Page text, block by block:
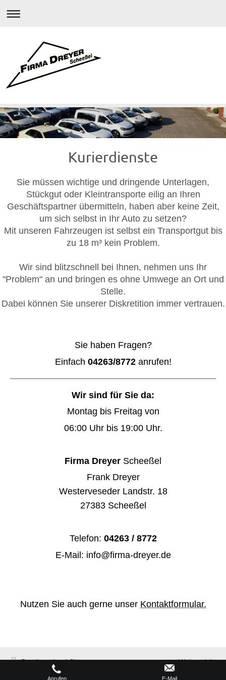
Kurierdienste
Sie müssen wichtige und dringende Unterlagen,
Stückgut oder Kleintransporte eilig an Ihren
Geschäftspartner übermitteln, haben aber keine Zeit,
um sich selbst in Ihr Auto zu setzen?
Mit unseren Fahrzeugen ist selbst ein Transportgut bis
zu 18 m³ kein Problem.
Wir sind blitzschnell bei Ihnen, nehmen uns Ihr
"Problem" an und bringen es ohne Umwege an Ort und
Stelle.
Dabei können Sie unserer Diskretition immer vertrauen.
Sie haben Fragen?
Einfach 04263/8772anrufen!
Wir sind für Sie da:
Montag bis Freitag von
06:00 Uhr bis 19:00 Uhr.
Firma Dreyer Scheeßel
Frank Dreyer
Westerveseder Landstr. 18
27383 Scheeßel
Telefon: 04263 / 8772
E-Mail: info@firma-dreyer.de
Nutzen Sie auch gerne unser Kontaktformular.
Druckversion| Sitemap
© Firma Dreyer Scheeßel
Webansicht
Anrufen E-Mail